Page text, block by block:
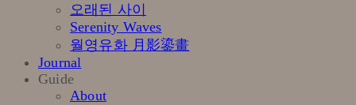
오래된 사이
Serenity Waves
월영유화 月影鎏畫
Journal
Guide
About